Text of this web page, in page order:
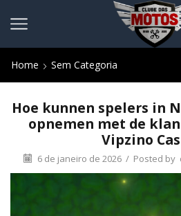
Home Sem Categoria
Hoe kunnen spelers in
opnemen met de
Vipzino
6 de janeiro de 2026 / Posted by